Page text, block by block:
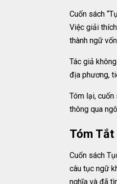
Cuốn sách
Việc giải
thành ngữ
Tác giả
địa phương,
Tóm lại,
thông qua
Tóm
Cuốn sách
câu tục ngữ
nghĩa và đã